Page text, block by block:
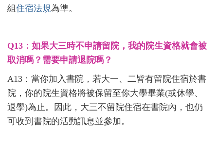
組 住宿法規為準。
Q13：如果大三時不申請留院，我的院生資格就會被
取消嗎？需要申請退院嗎？
A13：當你加入書院，若大一、二皆有留院住宿於書
院，你的院生資格將被保留至你大學畢業(或休學、
退學)為止。因此，大三不留院住宿在書院內，也仍
可收到書院的活動訊息並參加。